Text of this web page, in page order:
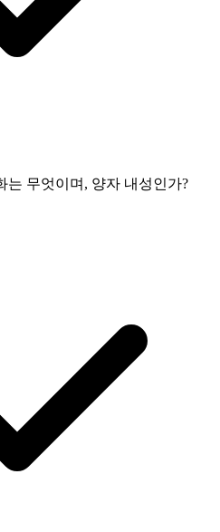
는 무엇이며, 양자 내성인가?